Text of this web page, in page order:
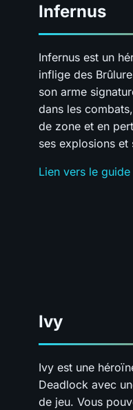
Infernus
Infernus est un
inflige des
son arme
dans les
de zone et en
ses explosions et
Lien vers le guide
Ivy
Ivy est une
Deadlock avec
de jeu. Vous